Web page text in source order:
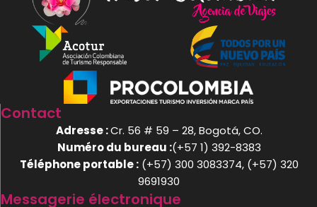
Contact
Adresse :Cr. 56 # 59 – 28, Bogotá, CO.
Numéro du bureau :(+57 1) 392-8383
Téléphone portable :(+57) 300 3083374, (+57) 320
9691930
Messagerie électronique